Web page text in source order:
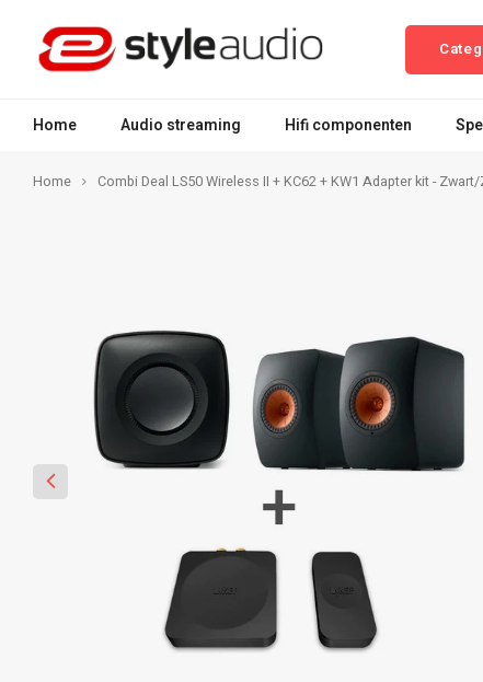
Home Audio streaming Hifi componenten
Home Combi Deal LS50 Wireless II + KC62 + KW1 Adapter kit -